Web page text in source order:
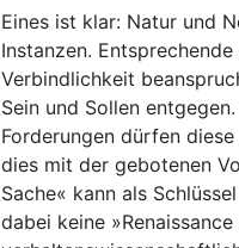
Eines ist klar: Natur und
Instanzen.
Verbindlichkeit
Sein und Sollen
Forderungen dürfen
dies mit der gebotenen
Sache« kann als
dabei keine